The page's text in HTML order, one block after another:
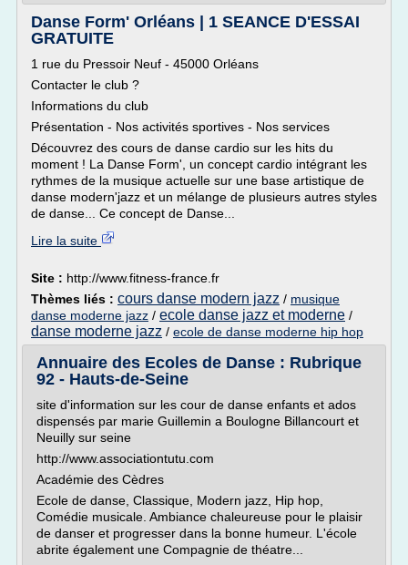
Danse Form' Orléans | 1 SEANCE D'ESSAI
GRATUITE
1 rue du Pressoir Neuf - 45000 Orléans
Contacter le club ?
Informations du club
Présentation - Nos activités sportives - Nos services
Découvrez des cours de danse cardio sur les hits du
moment ! La Danse Form', un concept cardio intégrant les
rythmes de la musique actuelle sur une base artistique de
danse modern'jazz et un mélange de plusieurs autres styles
de danse... Ce concept de Danse...
Lire la suite
Site : http://www.fitness-france.fr
Thèmes liés : cours danse modern jazz / musique
danse moderne jazz / ecole danse jazz et moderne /
danse moderne jazz / ecole de danse moderne hip hop
Annuaire des Ecoles de Danse : Rubrique
92 - Hauts-de-Seine
site d'information sur les cour de danse enfants et ados
dispensés par marie Guillemin a Boulogne Billancourt et
Neuilly sur seine
http://www.associationtutu.com
Académie des Cèdres
Ecole de danse, Classique, Modern jazz, Hip hop,
Comédie musicale. Ambiance chaleureuse pour le plaisir
de danser et progresser dans la bonne humeur. L'école
abrite également une Compagnie de théatre...